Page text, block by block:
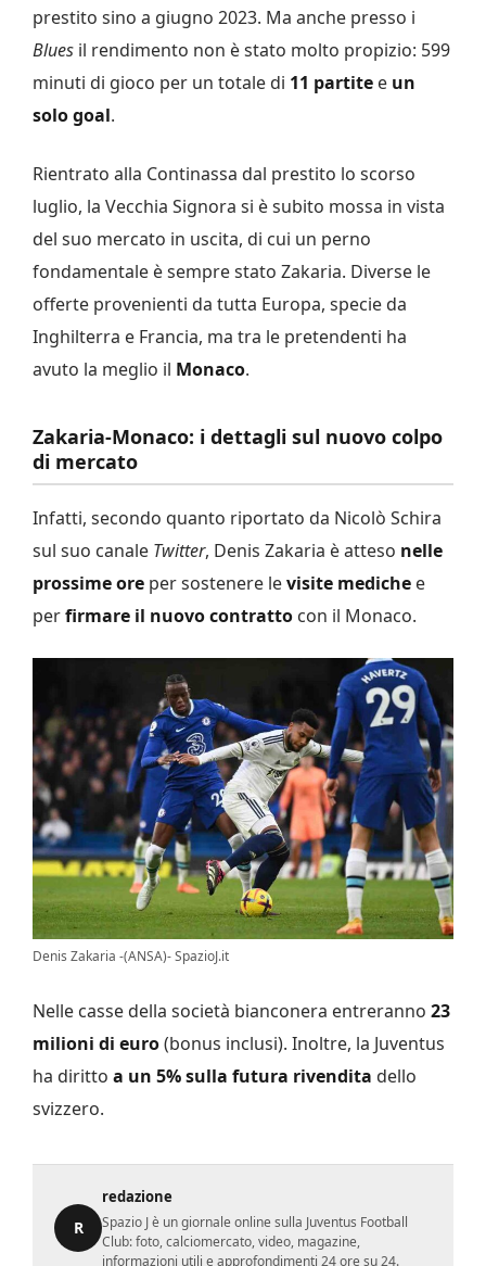
prestito sino a giugno 2023. Ma anche presso i
Blues il rendimento non è stato molto propizio: 599
minuti di gioco per un totale di 11 partite e un
solo goal.
Rientrato alla Continassa dal prestito lo scorso
luglio, la Vecchia Signora si è subito mossa in vista
del suo mercato in uscita, di cui un perno
fondamentale è sempre stato Zakaria. Diverse le
offerte provenienti da tutta Europa, specie da
Inghilterra e Francia, ma tra le pretendenti ha
avuto la meglio il Monaco.
Zakaria-Monaco: i dettagli sul nuovo colpo
di mercato
Infatti, secondo quanto riportato da Nicolò Schira
sul suo canale Twitter, Denis Zakaria è atteso nelle
prossime ore per sostenere levisite mediche e
perfirmare il nuovo contratto con il Monaco.
Denis Zakaria -(ANSA)- SpazioJ.it
Nelle casse della società bianconera entreranno 23
milioni di euro(bonus inclusi). Inoltre, la Juventus
ha diritto a un 5% sulla futura rivendita dello
svizzero.
R
redazione
Spazio J è un giornale online sulla Juventus Football
Club: foto, calciomercato, video, magazine,
informazioni utili e approfondimenti 24 ore su 24.